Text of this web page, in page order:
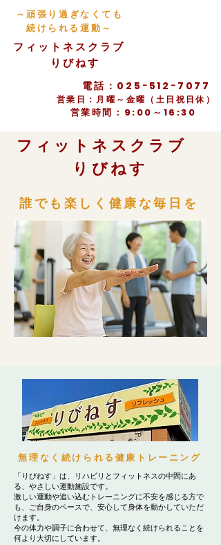
​～頑張り過ぎなくても
続けられる運動～​
電話：025ｰ512ｰ7077
​フィットネスクラブ
りびねす
​営業日：月曜～金曜（土日祝日休）
​営業時間：9:00～16:30
​フィットネスクラブ
りびねす
​誰でも楽しく健康な毎日を
無理なく続けられる健康トレーニング
「りびねす」は、リハビリとフィットネスの中間にあ
る、やさしい運動施設です。
激しい運動や追い込むトレーニングに不安を感じる方で
も、ご自身のペースで、安心して身体を動かしていただ
けます。
今の体力や調子に合わせて、無理なく続けられることを
何より大切にしています。